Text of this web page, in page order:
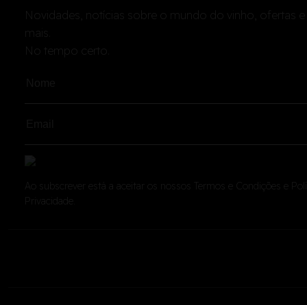
Novidades, notícias sobre o mundo do vinho, ofertas
mais.
No tempo certo.
Ao subscrever está a aceitar os nossos Termos e Condições e
Privacidade